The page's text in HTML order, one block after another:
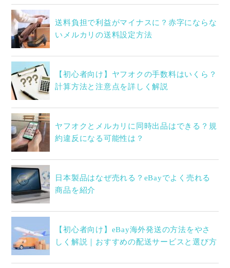
送料負担で利益がマイナスに？赤字にならな
いメルカリの送料設定方法
【初心者向け】ヤフオクの手数料はいくら？
計算方法と注意点を詳しく解説
ヤフオクとメルカリに同時出品はできる？規
約違反になる可能性は？
日本製品はなぜ売れる？eBayでよく売れる
商品を紹介
【初心者向け】eBay海外発送の方法をやさ
しく解説｜おすすめの配送サービスと選び方